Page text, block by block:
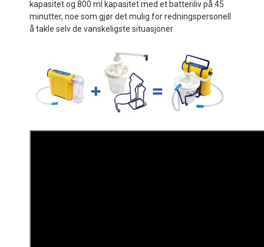
kapasitet og 800 ml kapasitet med et batteriliv på 45
minutter, noe som gjør det mulig for redningspersonell
å takle selv de vanskeligste situasjoner